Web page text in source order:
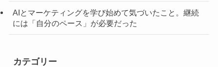
AIとマーケティングを学び始めて気づいたこと。継続
には「自分のペース」が必要だった
カテゴリー